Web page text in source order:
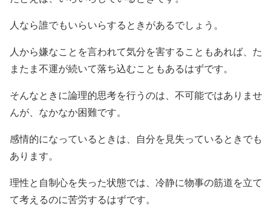
人なら誰でもいらいらするときがあるでしょう。
人から嫌なことを言われて気分を害することもあれば、た
またま不運が続いて落ち込むこともあるはずです。
そんなときに論理的思考を行うのは、不可能ではありませ
んが、なかなか困難です。
感情的になっているときは、自分を見失っているときでも
あります。
理性と自制心を失った状態では、冷静に物事の筋道を立て
て考えるのに苦労するはずです。